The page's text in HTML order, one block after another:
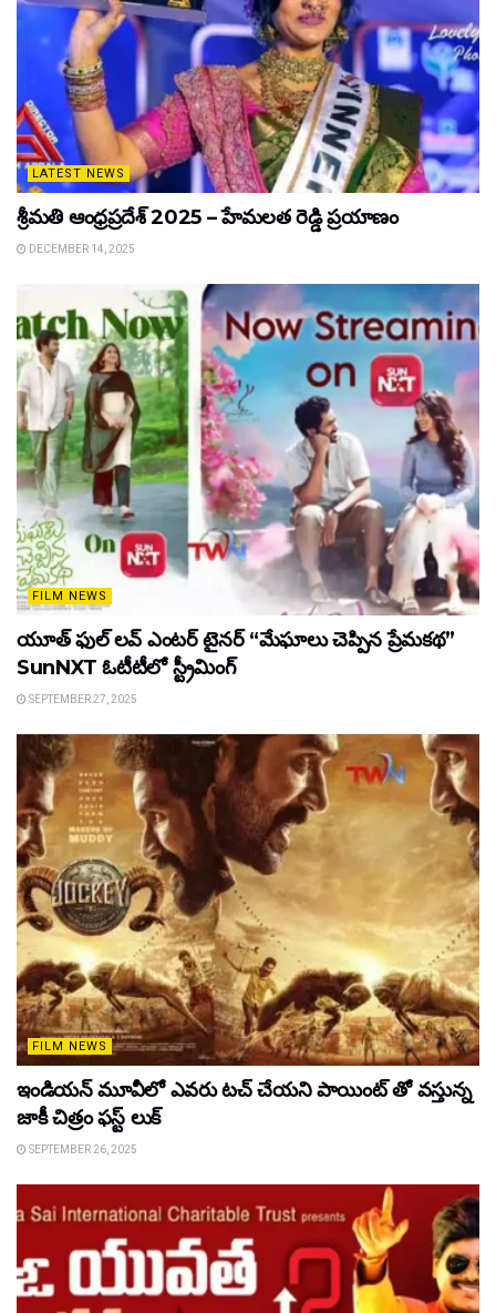
LATEST NEWS
శ్రీమతి ఆంధ్రప్రదేశ్ 2025 – హేమలత రెడ్డి ప్రయాణం
DECEMBER 14, 2025
FILM NEWS
యూత్ ఫుల్ లవ్ ఎంటర్ టైనర్ “మేఘాలు చెప్పిన ప్రేమకథ”
SunNXT ఓటీటీలో స్ట్రీమింగ్
SEPTEMBER 27, 2025
FILM NEWS
ఇండియన్ మూవీలో ఎవరు టచ్ చేయని పాయింట్ తో వస్తున్న
జాకీ చిత్రం ఫస్ట్ లుక్
SEPTEMBER 26, 2025